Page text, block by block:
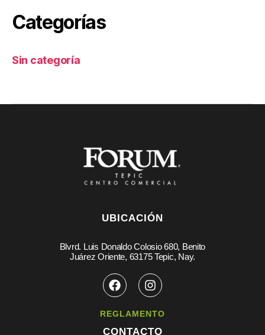
Categorías
Sin categoría
UBICACIÓN
Blvrd. Luis Donaldo Colosio 680, Benito
Juárez Oriente, 63175 Tepic, Nay.
REGLAMENTO
CONTACTO